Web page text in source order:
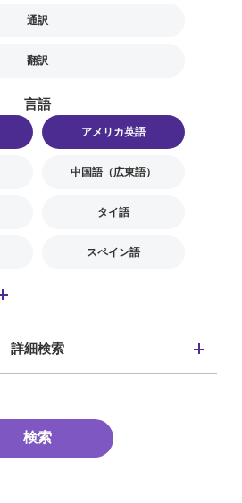
通訳
翻訳
言語
アメリカ英語
中国語（広東語）
タイ語
スペイン語
詳細検索